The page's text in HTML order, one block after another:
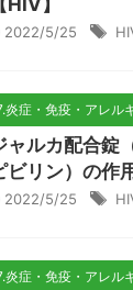
【HIV】
2022/5/25
炎症・免疫・アレル
ャルカ配合錠
ビリン）の作
2022/5/25
炎症・免疫・アレル